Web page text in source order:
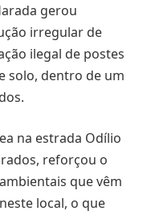
gerou
irregular de
ilegal de postes
solo, dentro de um
na estrada Odílio
reforçou o
que vêm
local, o que